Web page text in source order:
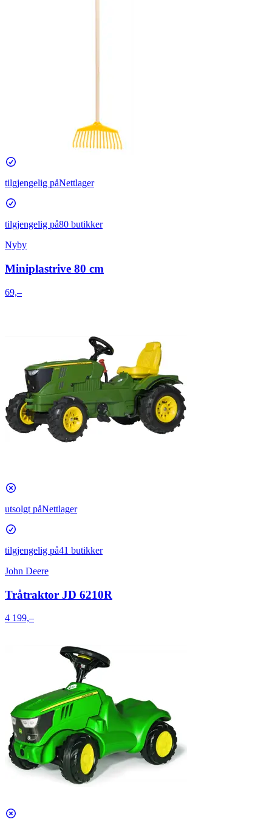
tilgjengelig påNettlager
tilgjengelig på80 butikker
Nyby
Miniplastrive 80 cm
69,–
utsolgt påNettlager
tilgjengelig på41 butikker
John Deere
Tråtraktor JD 6210R
4 199,–